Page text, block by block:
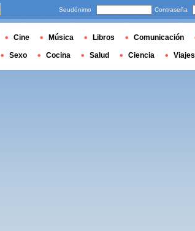
Seudónimo Contraseña
Cine Música Libros Comunicación
Sexo Cocina Salud Ciencia Viajes